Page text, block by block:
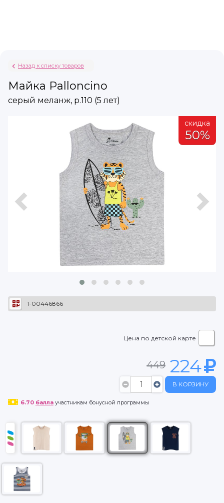
Назад к списку товаров
Майка Palloncino
серый меланж, р.110 (5 лет)
скидка
50%
1-00446866
Цена по детской карте
449 224
В КОРЗИНУ
6.70 баллаучастникам бонусной программы